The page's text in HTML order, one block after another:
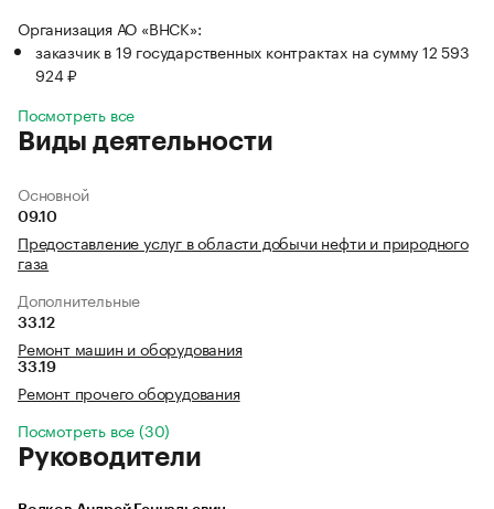
Организация АО «ВНСК»:
заказчик в 19 государственных контрактах на сумму 12 593
924 ₽
Посмотреть все
Виды деятельности
Основной
09.10
Предоставление услуг в области добычи нефти и природного
газа
Дополнительные
33.12
Ремонт машин и оборудования
33.19
Ремонт прочего оборудования
Посмотреть все (30)
Руководители